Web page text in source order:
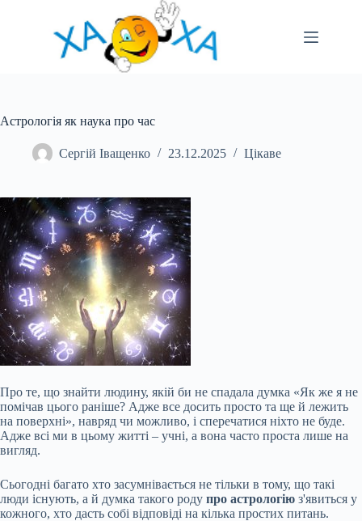
Астрологія як наука про час
Сергій Іващенко 23.12.2025 Цікаве
Про те, що знайти людину, якій би не спадала думка «Як же я не
помічав цього раніше? Адже все досить просто та ще й лежить
на поверхні», навряд чи можливо, і сперечатися ніхто не буде.
Адже всі ми в цьому житті – учні, а вона часто проста лише на
вигляд.
Сьогодні багато хто засумнівається не тільки в тому, що такі
люди існують, а й думка такого роду про астрологію з'явиться у
кожного, хто дасть собі відповіді на кілька простих питань.